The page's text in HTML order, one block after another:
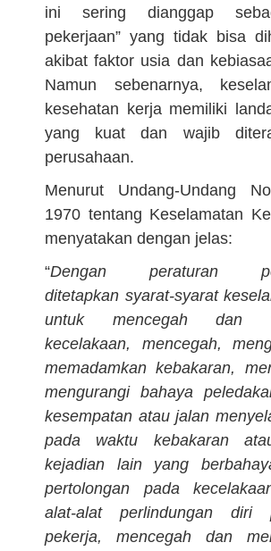
ini sering dianggap
pekerjaan” yang tidak bisa
akibat faktor usia dan
Namun sebenarnya,
kesehatan kerja memiliki
yang kuat dan wajib
perusahaan.
Menurut Undang-Undang
1970 tentang Keselamatan
menyatakan dengan jelas:
“Dengan peraturan
ditetapkan syarat-syarat
untuk mencegah dan
kecelakaan, mencegah,
memadamkan kebakaran,
mengurangi bahaya
kesempatan atau jalan
pada waktu kebakaran
kejadian lain yang
pertolongan pada
alat-alat perlindungan diri
pekerja, mencegah dan